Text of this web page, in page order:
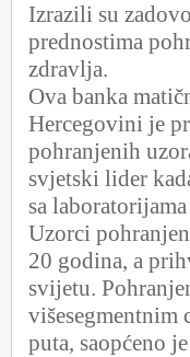
Izrazili su
prednostima
zdravlja.
Ova banka
Hercegovini je
pohranjenih
svjetski lider
sa
Uzorci
20 godina, a
svijetu.
višesegmentnim
puta, saopćeno